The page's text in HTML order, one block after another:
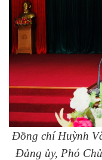
Đồng chí Huỳnh
Đảng ủy, Phó